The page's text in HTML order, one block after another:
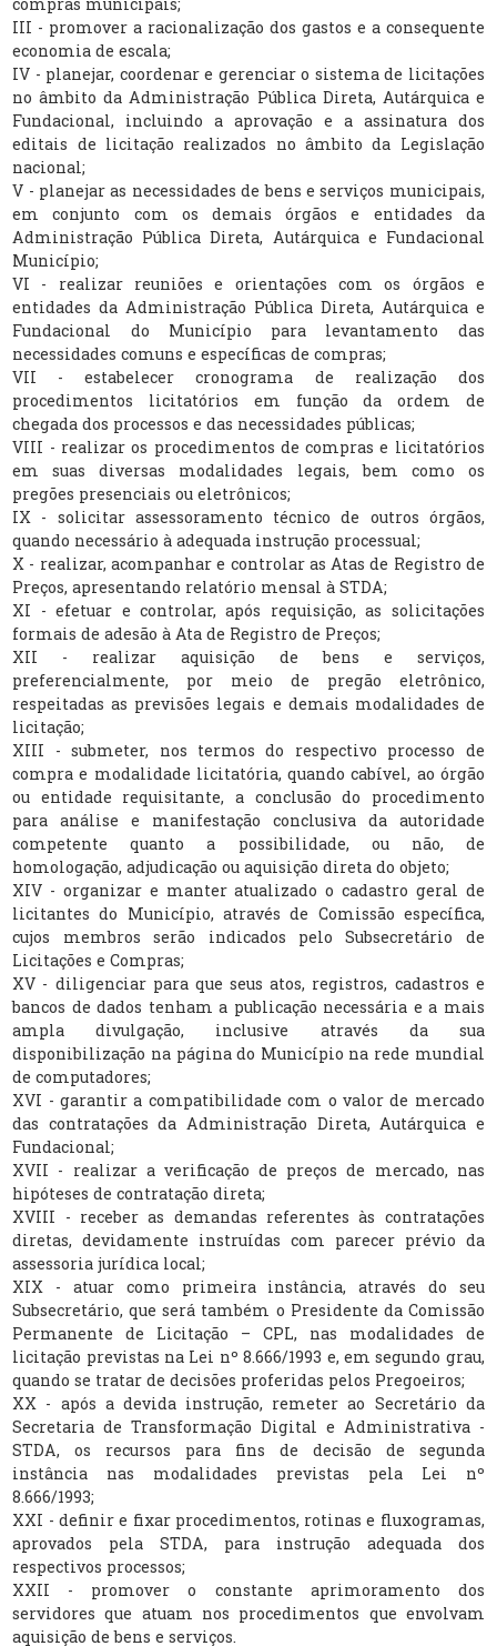
III - promover a racionalização dos gastos e a consequente
economia de escala;
IV - planejar, coordenar e gerenciar o sistema de licitações
no âmbito da Administração Pública Direta, Autárquica e
Fundacional, incluindo a aprovação e a assinatura dos
editais de licitação realizados no âmbito da Legislação
nacional;
V - planejar as necessidades de bens e serviços municipais,
em conjunto com os demais órgãos e entidades da
Administração Pública Direta, Autárquica e Fundacional
Município;
VI - realizar reuniões e orientações com os órgãos e
entidades da Administração Pública Direta, Autárquica e
Fundacional do Município para levantamento das
necessidades comuns e específicas de compras;
VII - estabelecer cronograma de realização dos
procedimentos licitatórios em função da ordem de
chegada dos processos e das necessidades públicas;
VIII - realizar os procedimentos de compras e licitatórios
em suas diversas modalidades legais, bem como os
pregões presenciais ou eletrônicos;
IX - solicitar assessoramento técnico de outros órgãos,
quando necessário à adequada instrução processual;
X - realizar, acompanhar e controlar as Atas de Registro de
Preços, apresentando relatório mensal à STDA;
XI - efetuar e controlar, após requisição, as solicitações
formais de adesão à Ata de Registro de Preços;
XII - realizar aquisição de bens e serviços,
preferencialmente, por meio de pregão eletrônico,
respeitadas as previsões legais e demais modalidades de
licitação;
XIII - submeter, nos termos do respectivo processo de
compra e modalidade licitatória, quando cabível, ao órgão
ou entidade requisitante, a conclusão do procedimento
para análise e manifestação conclusiva da autoridade
competente quanto a possibilidade, ou não, de
homologação, adjudicação ou aquisição direta do objeto;
XIV - organizar e manter atualizado o cadastro geral de
licitantes do Município, através de Comissão específica,
cujos membros serão indicados pelo Subsecretário de
Licitações e Compras;
XV - diligenciar para que seus atos, registros, cadastros e
bancos de dados tenham a publicação necessária e a mais
ampla divulgação, inclusive através da sua
disponibilização na página do Município na rede mundial
de computadores;
XVI - garantir a compatibilidade com o valor de mercado
das contratações da Administração Direta, Autárquica e
Fundacional;
XVII - realizar a verificação de preços de mercado, nas
hipóteses de contratação direta;
XVIII - receber as demandas referentes às contratações
diretas, devidamente instruídas com parecer prévio da
assessoria jurídica local;
XIX - atuar como primeira instância, através do seu
Subsecretário, que será também o Presidente da Comissão
Permanente de Licitação – CPL, nas modalidades de
licitação previstas na Lei nº 8.666/1993 e, em segundo grau,
quando se tratar de decisões proferidas pelos Pregoeiros;
XX - após a devida instrução, remeter ao Secretário da
Secretaria de Transformação Digital e Administrativa -
STDA, os recursos para fins de decisão de segunda
instância nas modalidades previstas pela Lei nº
8.666/1993;
XXI - definir e fixar procedimentos, rotinas e fluxogramas,
aprovados pela STDA, para instrução adequada dos
respectivos processos;
XXII - promover o constante aprimoramento dos
servidores que atuam nos procedimentos que envolvam
aquisição de bens e serviços.